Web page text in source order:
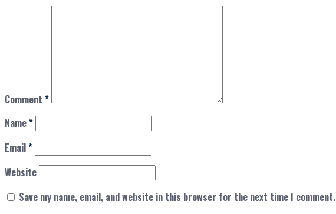
Comment *
Name*
Email*
Website
Save my name, email, and website in this browser for the next time I comment.